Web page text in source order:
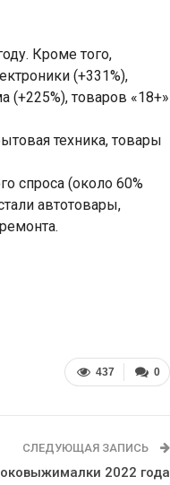
Кроме того,
(+331%),
(+225%), товаров «18+»
техника, товары
спроса (около 60%
автотовары,
0
437
СЛЕДУЮЩАЯ ЗАПИСЬ
2022 года